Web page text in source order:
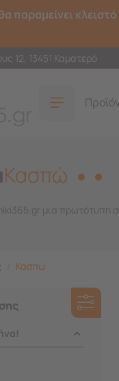
παραμείνει
12, 13451 Καματερό
Κασπώ
μια πρωτότυπη
Κασπώ